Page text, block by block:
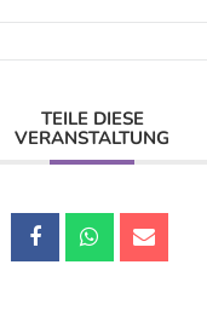
TEILE DIESE
VERANSTALTUNG